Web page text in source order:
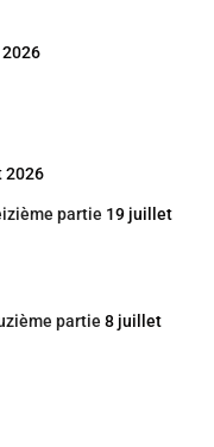
2026
partie 19 juillet
partie 8 juillet